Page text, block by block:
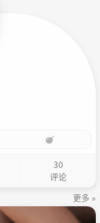
30
评论
更多 »